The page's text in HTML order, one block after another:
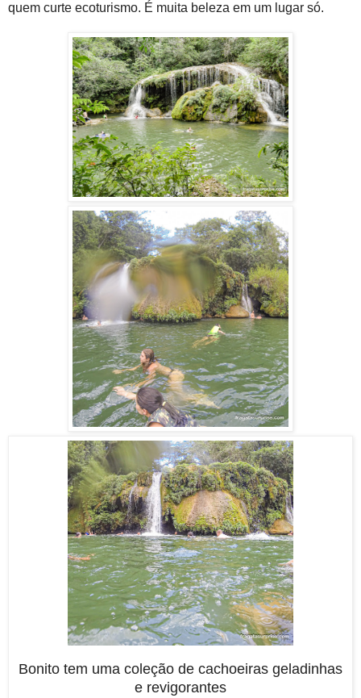
quem curte ecoturismo. É muita beleza em um lugar só.
Bonito tem uma coleção de cachoeiras geladinhas
e revigorantes